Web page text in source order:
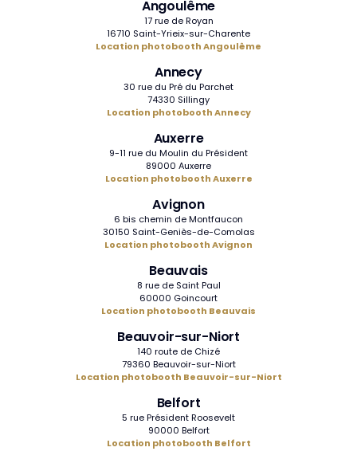
Angoulême
17 rue de Royan
16710 Saint-Yrieix-sur-Charente
Location photobooth Angoulême
Annecy
30 rue du Pré du Parchet
74330 Sillingy
Location photobooth Annecy
Auxerre
9-11 rue du Moulin du Président
89000 Auxerre
Location photobooth Auxerre
Avignon
6 bis chemin de Montfaucon
30150 Saint-Geniès-de-Comolas
Location photobooth Avignon
Beauvais
8 rue de Saint Paul
60000 Goincourt
Location photobooth Beauvais
Beauvoir-sur-Niort
140 route de Chizé
79360 Beauvoir-sur-Niort
Location photobooth Beauvoir-sur-Niort
Belfort
5 rue Président Roosevelt
90000 Belfort
Location photobooth Belfort